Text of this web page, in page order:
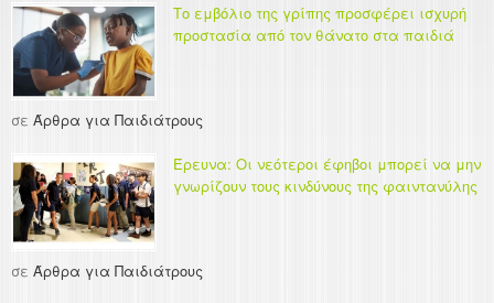
Το εμβόλιο της γρίπης προσφέρει ισχυρή
προστασία από τον θάνατο στα παιδιά
σε Άρθρα για Παιδιάτρους
Έρευνα: Οι νεότεροι έφηβοι μπορεί να μην
γνωρίζουν τους κινδύνους της φαιντανύλης
σε Άρθρα για Παιδιάτρους